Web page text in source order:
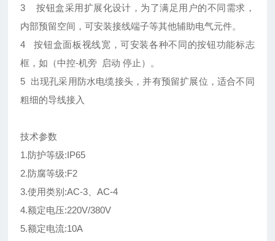
3 按钮盒采用扩展化设计，为了满足用户的不同需求，
内部预留空间，可安装接线端子等其他辅助电气元件。
4 按钮盒面板视线宽，可安装各种不同的按钮功能标志
框，如（中控-机旁 启动 停止）。
5 出现孔采用防水电缆接头，并有预留扩展位，适合不同
粗细的导线接入
技术参数
1.防护等级:IP65
2.防腐等级:F2
3.使用类别:AC-3、AC-4
4.额定电压:220V/380V
5.额定电流:10A